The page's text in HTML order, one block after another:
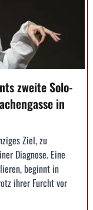
zweite Solo-
in
Ziel, zu
Diagnose. Eine
beginnt in
ihrer Furcht vor